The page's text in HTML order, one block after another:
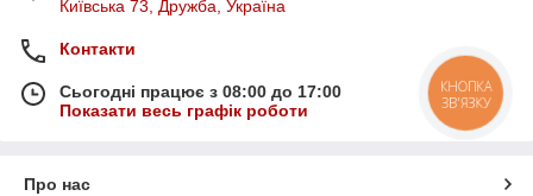
Київська 73, Дружба, Україна
Контакти
Сьогодні працює з 08:00 до 17:00
Показати весь графік роботи
Про нас
КНОПКА
ЗВ'ЯЗКУ